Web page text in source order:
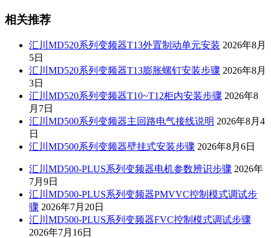
相关推荐
汇川MD520系列变频器T13外置制动单元安装 2026年8月
5日
汇川MD520系列变频器T13膨胀螺钉安装步骤 2026年8月
3日
汇川MD520系列变频器T10~T12柜内安装步骤 2026年8
月7日
汇川MD500系列变频器主回路电气接线说明 2026年8月4
日
汇川MD500系列变频器壁挂式安装步骤 2026年8月6日
汇川MD500-PLUS系列变频器电机参数辨识步骤 2026年
7月9日
汇川MD500-PLUS系列变频器PMVVC控制模式调试步
骤 2026年7月20日
汇川MD500-PLUS系列变频器FVC控制模式调试步骤
2026年7月16日